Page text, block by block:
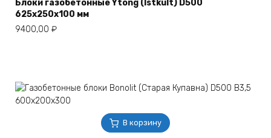
Блоки газобетонные Ytong (Istkult) D500
625х250х100 мм
9400,00 ₽
В корзину